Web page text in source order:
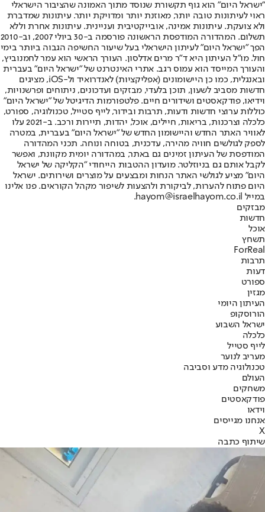
"ישראל היום" הוא גוף תקשורת שנוסד מתוך האמונה שהציבור הישראלי
ראוי לעיתונות טובה יותר, מאוזנת יותר ומדויקת יותר. עיתונות שמדברת
ולא צועקת. עיתונות אמינה, אובייקטיבית ועניינית. עיתונות אחרת וללא
תשלום. המהדורה המודפסת הראשונה פורסמה ב-30 ביולי 2007, וב-2010
הפך "ישראל היום" לעיתון הישראלי בעל שיעור החשיפה הגבוה ביותר בימי
חול. מו"ל העיתון היא ד"ר מרים אדלסון. העורך הראשי הוא עמר לחמנוביץ,
והעורך המייסד הוא עמוס רגב. אתרי האינטרנט של "ישראל היום" בעברית
ובאנגלית, כמו כן היישומונים (אפליקציות) לאנדרואיד ול-iOS, מציגים
חדשות מסביב לשעון, תוכן בלעדי, מבזקים ועדכונים, ניתוחים ופרשנויות,
וידיאו, פודקאסטים ושידורים חיים. פלטפורמות הדיגיטל של "ישראל היום"
כוללות ערוצי חדשות ודעות, תרבות ובידור, לייף סטייל, טכנולוגיה, ספורט,
כלכלה וצרכנות, בריאות, חיילים, אוכל, יהדות, תיירות ורכב. ב-2021 עלו
לאוויר האתר החדש והיישומון החדש של "ישראל היום" בעברית, במטרה
לספק לגולשים חוויה מהירה, עדכנית, בטוחה ונוחה. תכני המהדורה
המודפסת של העיתון זמינים גם באתר, במהדורה יומית מקוונת, ואפשר
לקבל אותם גם בניוזלטר. מועדון ההטבות הייחודי "הקליקה של ישראל
היום" מציע לגולשי האתר הנחות ומבצעים על מוצרים ושירותים. ישראל
היום פתוח להערות, לביקורת ולהצעות לשיפור מקהל הקוראים. פנו אלינו
במייל hayom@israelhayom.co.il.
מבזקים
חדשות
אוכל
תשחץ
ForReal
תרבות
דעות
ספורט
מגזין
העיתון היומי
הורוסקופ
ישראל השבוע
כלכלה
לייף סטייל
מעריב לנוער
טכנולוגיה מדע וסביבה
העולם
משחקים
פודקאסטים
וידאו
אנחנו מגייסים
X
שיתוף כתבה